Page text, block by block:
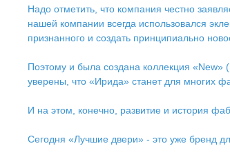
Надо отметить, что компания честно
нашей компании всегда использовался
признанного и создать принципиально
Поэтому и была создана коллекция «New»
уверены, что «Ирида» станет для многих
И на этом, конечно, развитие и история
Сегодня «Лучшие двери» - это уже бренд